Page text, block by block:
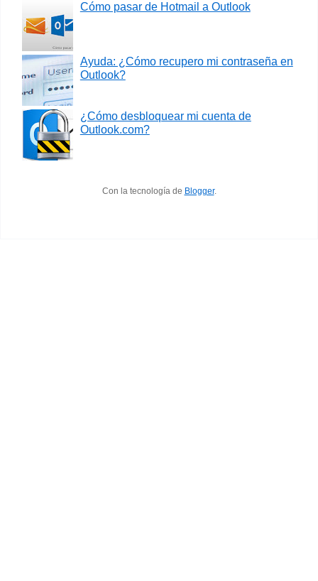
Cómo pasar de Hotmail a Outlook
Ayuda: ¿Cómo recupero mi contraseña en
Outlook?
¿Cómo desbloquear mi cuenta de
Outlook.com?
Con la tecnología de Blogger.